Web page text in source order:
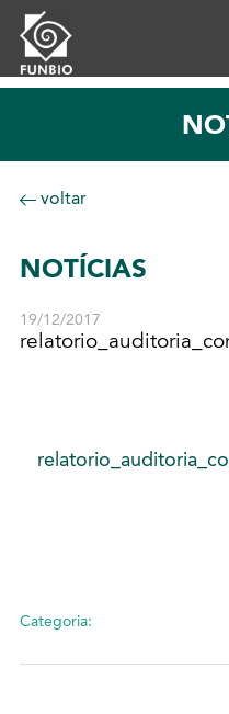
voltar
NOTÍCIAS
19/12/2017
Categoria: